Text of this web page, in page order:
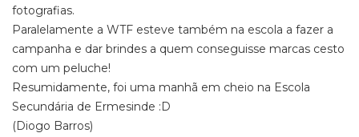
fotografias.
Paralelamente a WTF esteve também na escola a fazer a
campanha e dar brindes a quem conseguisse marcas cesto
com um peluche!
Resumidamente, foi uma manhã em cheio na Escola
Secundária de Ermesinde :D
(Diogo Barros)